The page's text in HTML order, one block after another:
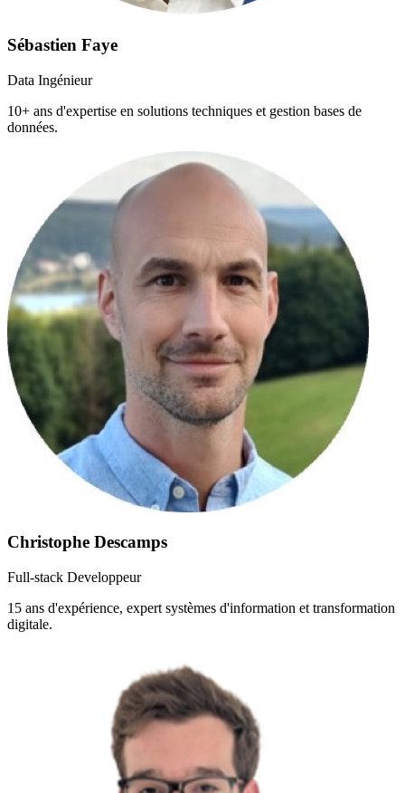
Sébastien Faye
Data Ingénieur
10+ ans d'expertise en solutions techniques et gestion bases de
données.
Christophe Descamps
Full-stack Developpeur
15 ans d'expérience, expert systèmes d'information et transformation
digitale.